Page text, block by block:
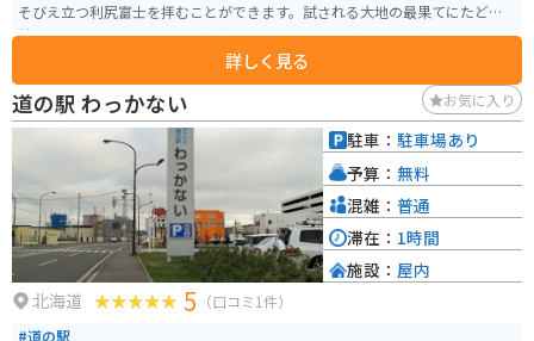
そびえ立つ利尻富士を拝むことができます。試される大地の最果てにたどり
着いたものにしか見られない雄大な景色は、旅人の疲れた体を優しく受け入
詳しく見る
道の駅 わっかない お気に入り
北海道 5 （口コミ1件）
#道の駅
駐車： 駐車場あり
予算： 無料
混雑： 普通
滞在： 1時間
施設： 屋内